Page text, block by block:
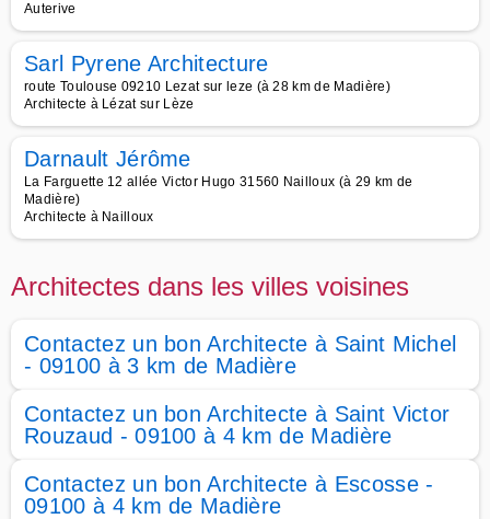
Auterive
Sarl Pyrene Architecture
route Toulouse 09210 Lezat sur leze (à 28 km de Madière)
Architecte à Lézat sur Lèze
Darnault Jérôme
La Farguette 12 allée Victor Hugo 31560 Nailloux (à 29 km de
Madière)
Architecte à Nailloux
Architectes dans les villes voisines
Contactez un bon Architecte à Saint Michel
- 09100 à 3 km de Madière
Contactez un bon Architecte à Saint Victor
Rouzaud - 09100 à 4 km de Madière
Contactez un bon Architecte à Escosse -
09100 à 4 km de Madière